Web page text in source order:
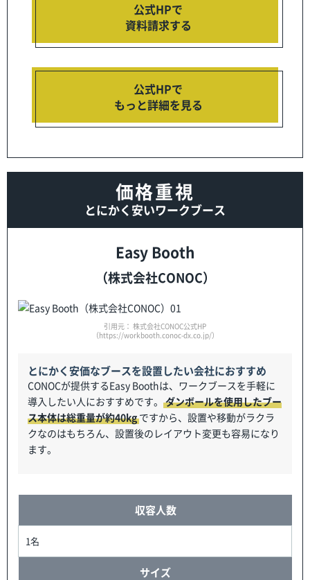
公式HPで
資料請求する
公式HPで
もっと詳細を見る
価格重視
とにかく安いワークブース
Easy Booth
（株式会社CONOC）
引用元： 株式会社CONOC公式HP
（https://workbooth.conoc-dx.co.jp/）
とにかく安価なブースを設置したい会社におすすめ
CONOCが提供するEasy Boothは、ワークブースを手軽に
導入したい人におすすめです。 ダンボールを使用したブー
ス本体は総重量が約40kgですから、設置や移動がラクラ
クなのはもちろん、設置後のレイアウト変更も容易になり
ます。
収容人数
1名
サイズ